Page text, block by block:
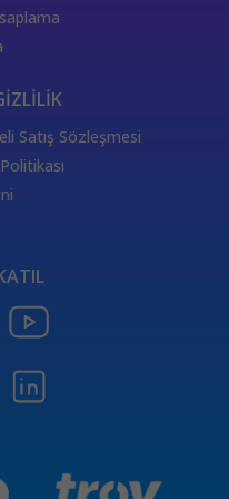
Kartı
buru
Finansal Astroloji
Satış Sözleşmesi